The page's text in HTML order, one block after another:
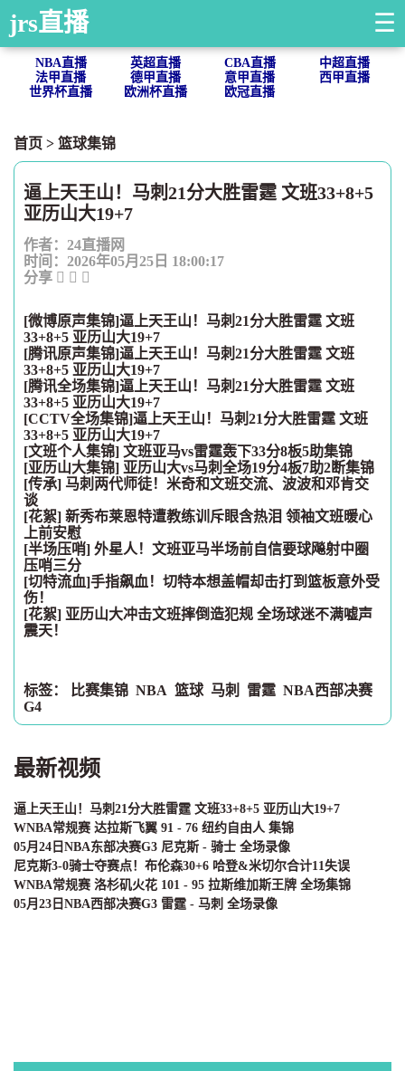
jrs直播 ☰
NBA直播 英超直播 CBA直播
中超直播
法甲直播
德甲直播 意甲直播
西甲直播
世界杯直播
欧洲杯直播 欧冠直播
首页 > 篮球集锦
逼上天王山！马刺21分大胜雷霆 文班33+8+5
亚历山大19+7
作者：24直播网
时间：2026年05月25日 18:00:17
分享
[微博原声集锦]逼上天王山！马刺21分大胜雷霆 文班
33+8+5 亚历山大19+7
[腾讯原声集锦]逼上天王山！马刺21分大胜雷霆 文班
33+8+5 亚历山大19+7
[腾讯全场集锦]逼上天王山！马刺21分大胜雷霆 文班
33+8+5 亚历山大19+7
[CCTV全场集锦]逼上天王山！马刺21分大胜雷霆 文班
33+8+5 亚历山大19+7
[文班个人集锦] 文班亚马vs雷霆轰下33分8板5助集锦
[亚历山大集锦] 亚历山大vs马刺全场19分4板7助2断集锦
[传承] 马刺两代师徒！米奇和文班交流、波波和邓肯交
谈
[花絮] 新秀布莱恩特遭教练训斥眼含热泪 领袖文班暖心
上前安慰
[半场压哨] 外星人！文班亚马半场前自信要球飚射中圈
压哨三分
[切特流血]手指飙血！切特本想盖帽却击打到篮板意外受
伤！
[花絮] 亚历山大冲击文班摔倒造犯规 全场球迷不满嘘声
震天！
标签： 比赛集锦 NBA 篮球 马刺 雷霆 NBA西部决赛
G4
最新视频
逼上天王山！马刺21分大胜雷霆 文班33+8+5 亚历山大19+7
WNBA常规赛 达拉斯飞翼 91 - 76 纽约自由人 集锦
05月24日NBA东部决赛G3 尼克斯 - 骑士 全场录像
尼克斯3-0骑士夺赛点！布伦森30+6 哈登&米切尔合计11失误
WNBA常规赛 洛杉矶火花 101 - 95 拉斯维加斯王牌 全场集锦
05月23日NBA西部决赛G3 雷霆 - 马刺 全场录像